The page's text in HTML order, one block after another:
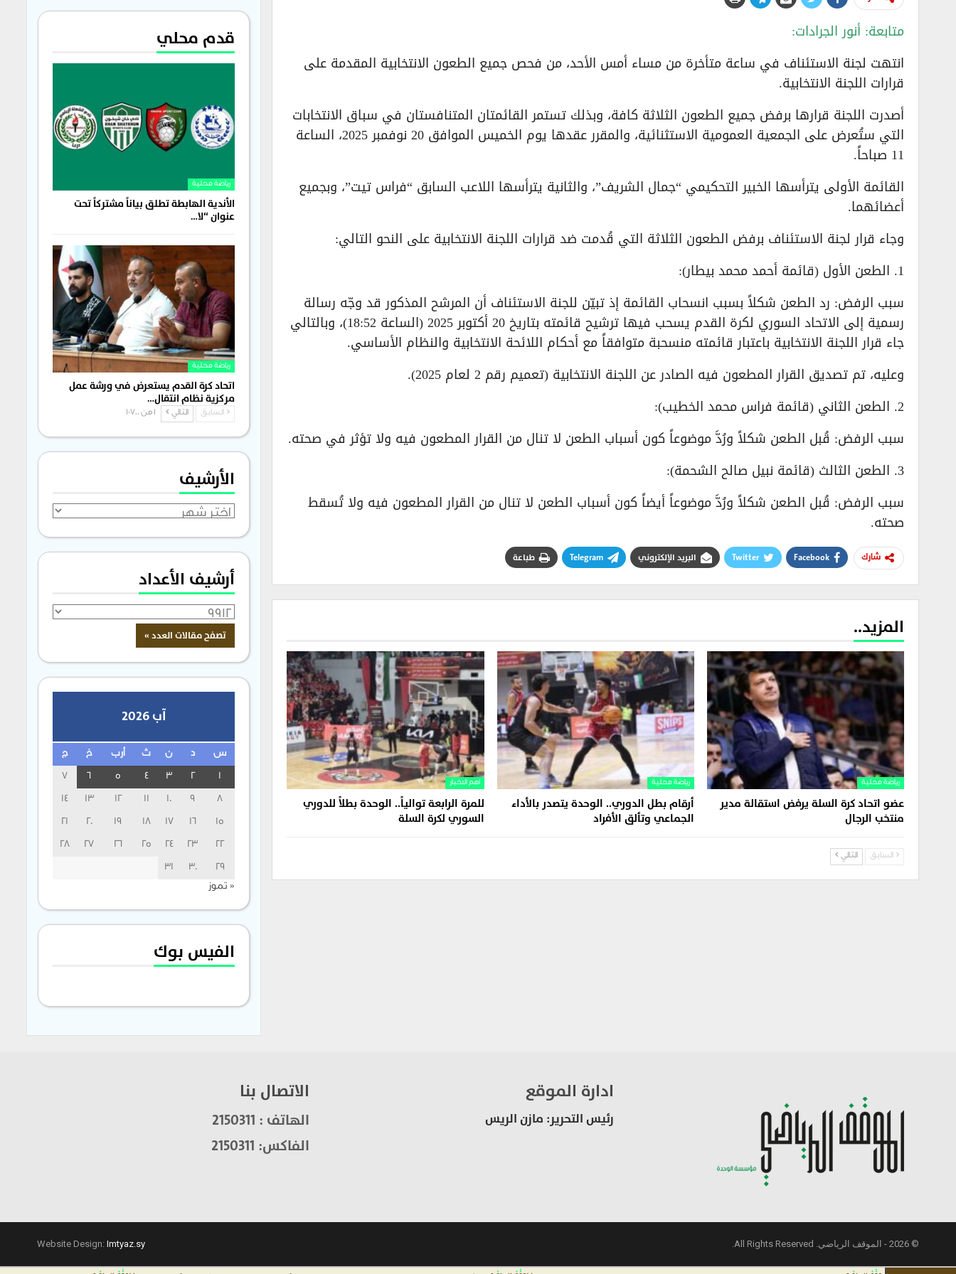
متابعة: أنور الجرادات:
انتهت لجنة الاستئناف في ساعة متأخرة من مساء أمس الأحد، من فحص جميع الطعون الانتخابية المقدمة على
قرارات اللجنة الانتخابية.
أصدرت اللجنة قرارها برفض جميع الطعون الثلاثة كافة، وبذلك تستمر القائمتان المتنافستان في سباق الانتخابات
التي ستُعرض على الجمعية العمومية الاستثنائية، والمقرر عقدها يوم الخميس الموافق 20 نوفمبر 2025، الساعة
11 صباحاً.
القائمة الأولى يترأسها الخبير التحكيمي “جمال الشريف”، والثانية يترأسها اللاعب السابق “فراس تيت”، وبجميع
أعضائهما.
وجاء قرار لجنة الاستئناف برفض الطعون الثلاثة التي قُدمت ضد قرارات اللجنة الانتخابية على النحو التالي:
1. الطعن الأول (قائمة أحمد محمد بيطار):
سبب الرفض: رد الطعن شكلاً بسبب انسحاب القائمة إذ تبيّن للجنة الاستئناف أن المرشح المذكور قد وجّه رسالة
رسمية إلى الاتحاد السوري لكرة القدم يسحب فيها ترشيح قائمته بتاريخ 20 أكتوبر 2025 (الساعة 18:52)، وبالتالي
جاء قرار اللجنة الانتخابية باعتبار قائمته منسحبة متوافقاً مع أحكام اللائحة الانتخابية والنظام الأساسي.
وعليه، تم تصديق القرار المطعون فيه الصادر عن اللجنة الانتخابية (تعميم رقم 2 لعام 2025).
2. الطعن الثاني (قائمة فراس محمد الخطيب):
سبب الرفض: قُبل الطعن شكلاً ورُدَّ موضوعاً كون أسباب الطعن لا تنال من القرار المطعون فيه ولا تؤثر في صحته.
3. الطعن الثالث (قائمة نبيل صالح الشحمة):
سبب الرفض: قُبل الطعن شكلاً ورُدَّ موضوعاً أيضاً كون أسباب الطعن لا تنال من القرار المطعون فيه ولا تُسقط
صحته.
شارك Facebook
Twitter البريد الإلكتروني Telegram طباعة
المزيد..
رياضة محلية
عضو اتحاد كرة السلة يرفض استقالة مدير
منتخب الرجال
رياضة محلية
أرقام بطل الدوري.. الوحدة يتصدر بالأداء
الجماعي وتألق الأفراد
اهم الاخبار
للمرة الرابعة توالياً.. الوحدة بطلاً للدوري
السوري لكرة السلة
السابق التالي
قدم محلي
رياضة محلية
الأندية الهابطة تطلق بياناً مشتركاً تحت
عنوان “لا…
رياضة محلية
اتحاد كرة القدم يستعرض في ورشة عمل
مركزية نظام انتقال…
السابق التالي 1 من 1٬700
الأرشيف
الأرشيف
أرشيف الأعداد
آب 2026
س د ن ث أرب خ ج
1
2
3
4
5
6
7
8
9
10
11
12
13
14
15
16
17
18
19
20
21
22
23
24
25
26
27
28
29
30
31
« تموز
الفيس بوك
ادارة الموقع
رئيس التحرير: مازن الريس
الاتصال بنا
الهاتف : 2150311
الفاكس: 2150311
© 2026 - الموقف الرياضي. All Rights Reserved. Website Design: Imtyaz.sy